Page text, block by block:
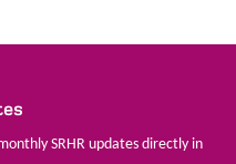
SRHR updates directly in